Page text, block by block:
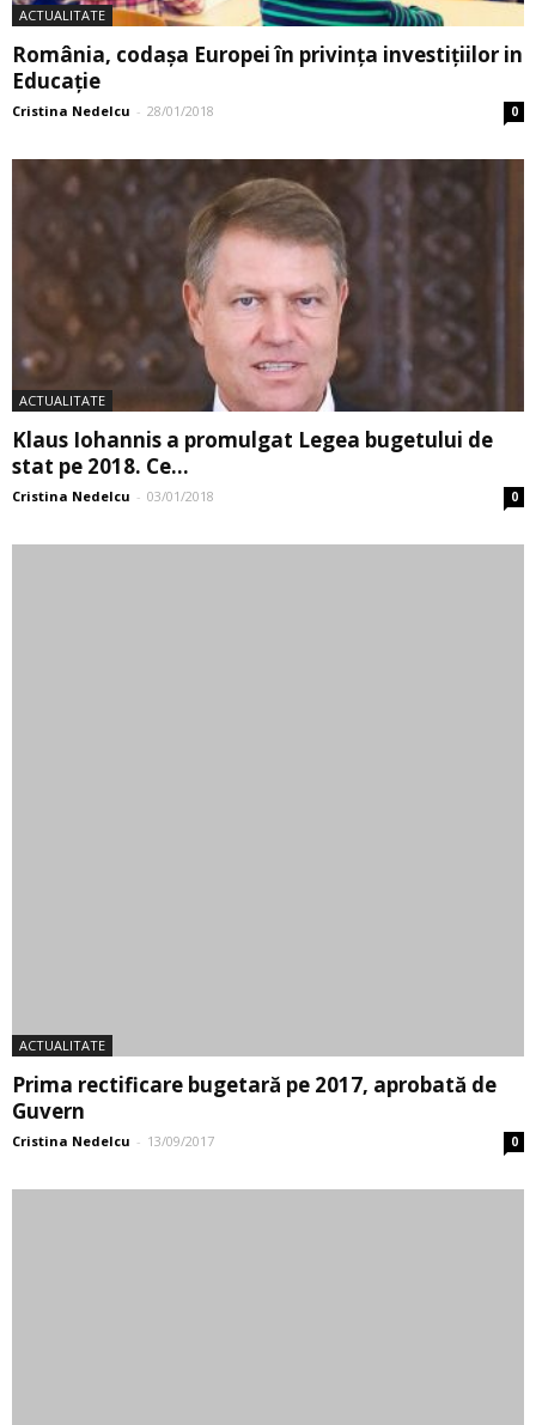
ACTUALITATE
România, codașa Europei în privința investițiilor in
Educație
Cristina Nedelcu - 28/01/2018 0
ACTUALITATE
Klaus Iohannis a promulgat Legea bugetului de
stat pe 2018. Ce...
Cristina Nedelcu - 03/01/2018 0
ACTUALITATE
Prima rectificare bugetară pe 2017, aprobată de
Guvern
Cristina Nedelcu - 13/09/2017 0